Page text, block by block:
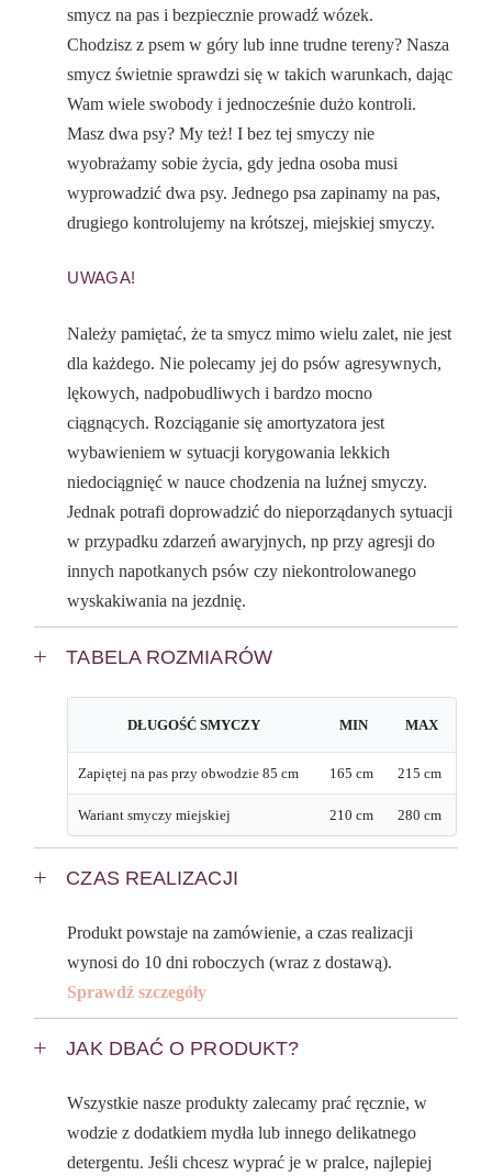
smycz na pas i bezpiecznie prowadź wózek.
Chodzisz z psem w góry lub inne trudne tereny? Nasza
smycz świetnie sprawdzi się w takich warunkach, dając
Wam wiele swobody i jednocześnie dużo kontroli.
Masz dwa psy? My też! I bez tej smyczy nie
wyobrażamy sobie życia, gdy jedna osoba musi
wyprowadzić dwa psy. Jednego psa zapinamy na pas,
drugiego kontrolujemy na krótszej, miejskiej smyczy.
UWAGA!
Należy pamiętać, że ta smycz mimo wielu zalet, nie jest
dla każdego. Nie polecamy jej do psów agresywnych,
lękowych, nadpobudliwych i bardzo mocno
ciągnących. Rozciąganie się amortyzatora jest
wybawieniem w sytuacji korygowania lekkich
niedociągnięć w nauce chodzenia na luźnej smyczy.
Jednak potrafi doprowadzić do nieporządanych sytuacji
w przypadku zdarzeń awaryjnych, np przy agresji do
innych napotkanych psów czy niekontrolowanego
wyskakiwania na jezdnię.
TABELA ROZMIARÓW
DŁUGOŚĆ SMYCZY MIN MAX
Zapiętej na pas przy obwodzie 85 cm 165 cm 215 cm
Wariant smyczy miejskiej 210 cm 280 cm
CZAS REALIZACJI
Produkt powstaje na zamówienie, a czas realizacji
wynosi do 10 dni roboczych (wraz z dostawą).
Sprawdź szczegóły
JAK DBAĆ O PRODUKT?
Wszystkie nasze produkty zalecamy prać ręcznie, w
wodzie z dodatkiem mydła lub innego delikatnego
detergentu. Jeśli chcesz wyprać je w pralce, najlepiej